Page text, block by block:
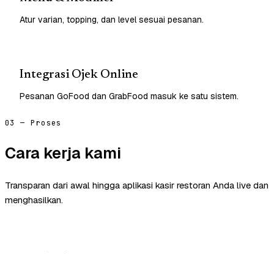
Atur varian, topping, dan level sesuai pesanan.
Integrasi Ojek Online
Pesanan GoFood dan GrabFood masuk ke satu sistem.
03 — Proses
Cara kerja kami
Transparan dari awal hingga aplikasi kasir restoran Anda live dan
menghasilkan.